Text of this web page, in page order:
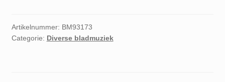
and
bassviol
Artikelnummer: BM93173
Categorie: Diverse bladmuziek